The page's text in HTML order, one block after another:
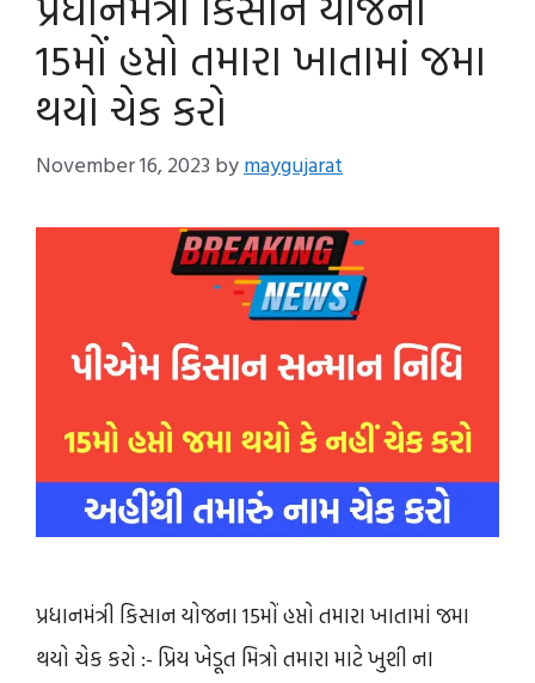
15મોં હપ્તો તમારા ખાતામાં જમા
થયો ચેક કરો
November 16, 2023 bymaygujarat
પ્રધાનમંત્રી કિસાન યોજના 15મોં હપ્તો તમારા ખાતામાં જમા
થયો ચેક કરો :- પ્રિય ખેડૂત મિત્રો તમારા માટે ખુશી ના